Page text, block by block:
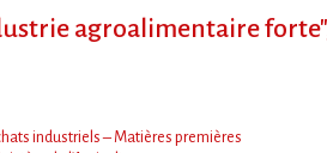
agroalimentaire
industriels – Matières premières